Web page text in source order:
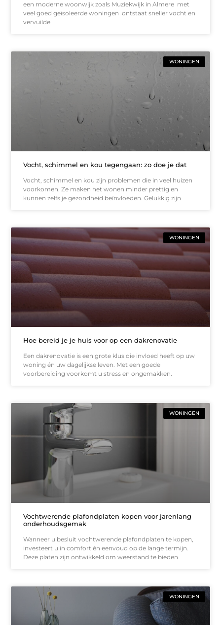
een moderne woonwijk zoals Muziekwijk in Almere met
veel goed geïsoleerde woningen ontstaat sneller vocht en
vervuilde
WONINGEN
Vocht, schimmel en kou tegengaan: zo doe je dat
Vocht, schimmel en kou zijn problemen die in veel huizen
voorkomen. Ze maken het wonen minder prettig en
kunnen zelfs je gezondheid beïnvloeden. Gelukkig zijn
WONINGEN
Hoe bereid je je huis voor op een dakrenovatie
Een dakrenovatie is een grote klus die invloed heeft op uw
woning én uw dagelijkse leven. Met een goede
voorbereiding voorkomt u stress en ongemakken.
WONINGEN
Vochtwerende plafondplaten kopen voor jarenlang
onderhoudsgemak
Wanneer u besluit vochtwerende plafondplaten te kopen,
investeert u in comfort én eenvoud op de lange termijn.
Deze platen zijn ontwikkeld om weerstand te bieden
WONINGEN